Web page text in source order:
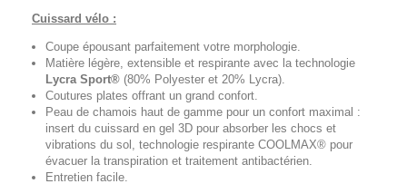
Cuissard vélo :
Coupe épousant parfaitement votre morphologie.
Matière légère, extensible et respirante avec la technologie
Lycra Sport® (80% Polyester et 20% Lycra).
Coutures plates offrant un grand confort.
Peau de chamois haut de gamme pour un confort maximal :
insert du cuissard en gel 3D pour absorber les chocs et
vibrations du sol, technologie respirante COOLMAX® pour
évacuer la transpiration et traitement antibactérien.
Entretien facile.